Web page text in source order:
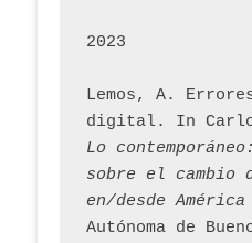
2023
Lemos, A.
Lo
sobre el cambio
en/desde
Autónoma de